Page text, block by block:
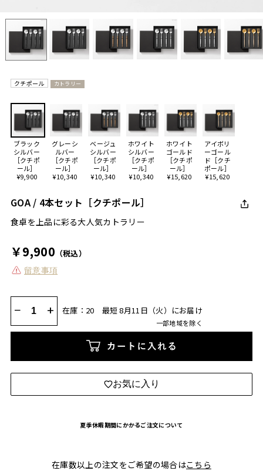
クチポール カトラリー
ブラック
シルバー
［クチポ
ール］
¥9,900
グレーシ
ルバー
［クチポ
ール］
¥10,340
ベージュ
シルバー
［クチポ
ール］
¥10,340
ホワイト
シルバー
［クチポ
ール］
¥10,340
ホワイト
ゴールド
［クチポ
ール］
¥15,620
アイボリ
ーゴール
ド［クチ
ポール］
¥15,620
GOA / 4本セット［クチポール］
食卓を上品に彩る大人気カトラリー
￥9,900 （税込）
留意事項
− + 在庫：20 最短 8月11日（火）にお届け
一部地域を除く
カートに入れる
お気に入り
夏季休暇期間にかかるご注文について
在庫数以上の注文をご希望の場合はこちら